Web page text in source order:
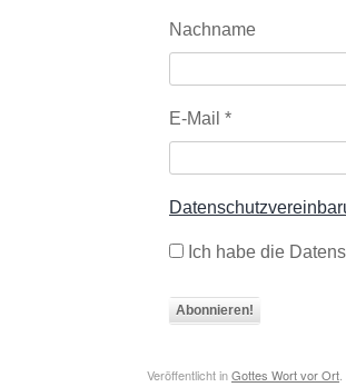
Nachname
E-Mail *
Ich habe die
Veröffentlicht inGottes Wort vor Ort